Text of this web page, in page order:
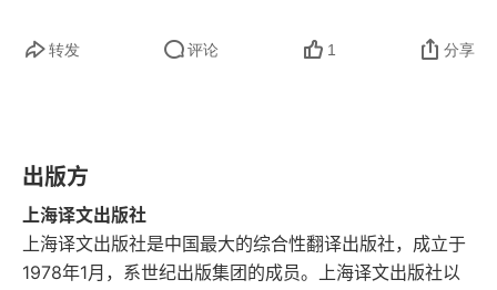
过的那一个夏天。
转发 评论 1 分享
出版方
上海译文出版社
上海译文出版社是中国最大的综合性翻译出版社，成立于
1978年1月，系世纪出版集团的成员。上海译文出版社以